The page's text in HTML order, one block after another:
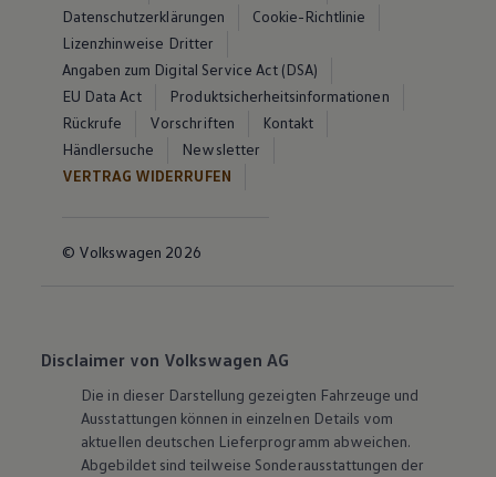
Datenschutzerklärungen
Cookie-Richtlinie
Lizenzhinweise Dritter
Angaben zum Digital Service Act (DSA)
EU Data Act
Produktsicherheitsinformationen
Rückrufe
Vorschriften
Kontakt
Händlersuche
Newsletter
VERTRAG WIDERRUFEN
© Volkswagen 2026
Disclaimer von Volkswagen AG
Die in dieser Darstellung gezeigten Fahrzeuge und
Ausstattungen können in einzelnen Details vom
aktuellen deutschen Lieferprogramm abweichen.
Abgebildet sind teilweise Sonderausstattungen der